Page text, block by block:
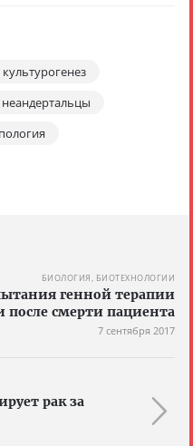
культурогенез
неандертальцы
БИОЛОГИЯ, БИОТЕХНОЛОГИИ
генной терапии
после смерти пациента
7 сентября 2017
рак за